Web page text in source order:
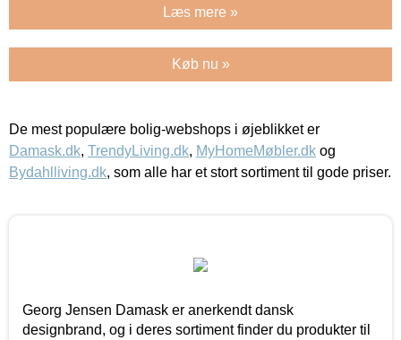
Læs mere »
Køb nu »
De mest populære bolig-webshops i øjeblikket er
Damask.dk, TrendyLiving.dk, MyHomeMøbler.dk og
Bydahlliving.dk, som alle har et stort sortiment til gode priser.
Georg Jensen Damask er anerkendt dansk
designbrand, og i deres sortiment finder du produkter til